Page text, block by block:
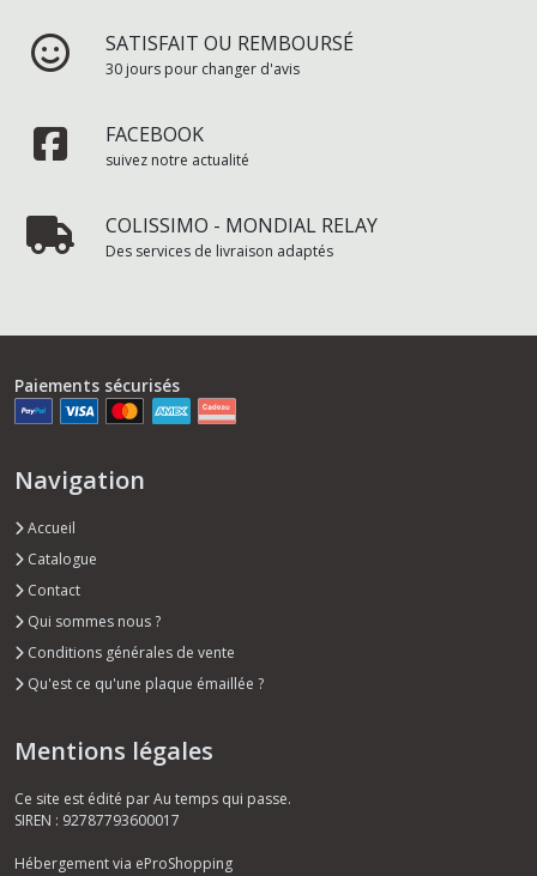
SATISFAIT OU REMBOURSÉ
30 jours pour changer d'avis
FACEBOOK
suivez notre actualité
COLISSIMO - MONDIAL RELAY
Des services de livraison adaptés
Paiements sécurisés
Navigation
Accueil
Catalogue
Contact
Qui sommes nous ?
Conditions générales de vente
Qu'est ce qu'une plaque émaillée ?
Mentions légales
Ce site est édité par Au temps qui passe.
SIREN : 92787793600017
Hébergement via eProShopping